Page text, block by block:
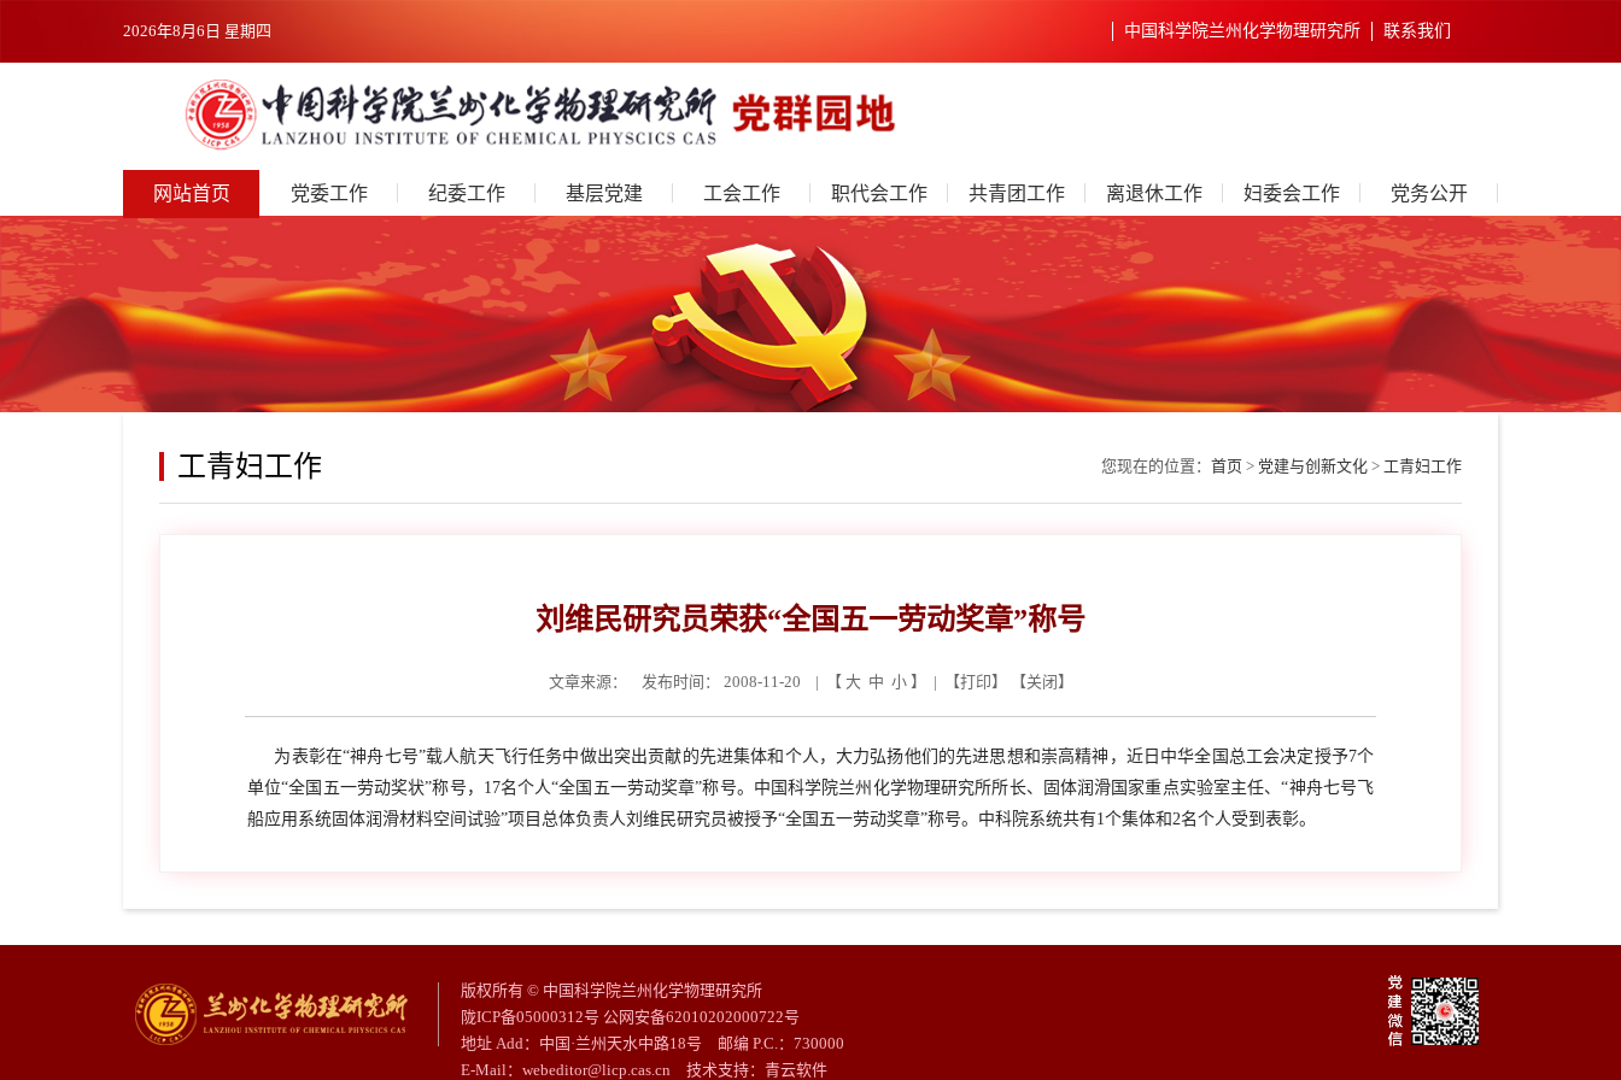
2026年8月6日 星期四 中国科学院兰州化学物理研究所 联系我们
网站首页 党委工作 纪委工作 基层党建 工会工作 职代会工作 共青团工作 离退休工作 妇委会工作 党务公开
工青妇工作 您现在的位置： 首页 > 党建与创新文化 > 工青妇工作
刘维民研究员荣获“全国五一劳动奖章”称号
文章来源： 发布时间： 2008-11-20 | 【 大 中 小】 | 【打印】 【关闭 】
为表彰在“神舟七号”载人航天飞行任务中做出突出贡献的先进集体和个人，大力弘扬他们的先进思想和崇高精神，近日中华全国总工会决定授予7个
单位“全国五一劳动奖状”称号，17名个人“全国五一劳动奖章”称号。中国科学院兰州化学物理研究所所长、固体润滑国家重点实验室主任、“神舟七号飞
船应用系统固体润滑材料空间试验”项目总体负责人刘维民研究员被授予“全国五一劳动奖章”称号。中科院系统共有1个集体和2名个人受到表彰。
版权所有 © 中国科学院兰州化学物理研究所
陇ICP备05000312号 公网安备62010202000722号
地址 Add：中国·兰州天水中路18号 邮编 P.C.：730000
E-Mail：webeditor@licp.cas.cn 技术支持： 青云软件